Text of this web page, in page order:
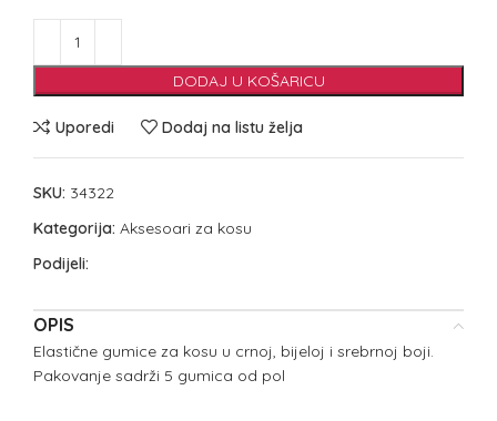
DODAJ U KOŠARICU
Uporedi Dodaj na listu želja
SKU: 34322
Kategorija: Aksesoari za kosu
Podijeli:
OPIS
Elastične gumice za kosu u crnoj, bijeloj i srebrnoj boji.
Pakovanje sadrži 5 gumica od pol